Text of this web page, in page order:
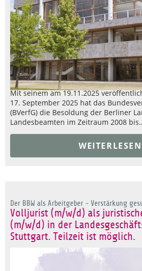
Mit seinem am 19.11.2025
17. September 2025 hat das
(BVerfG) die Besoldung der Berliner
Landesbeamten im Zeitraum 2008
Der BBW als Arbeitgeber - Verstärkung
Volljurist (m/w/d) als
(m/w/d) in der
Stuttgart. Teilzeit ist möglich.